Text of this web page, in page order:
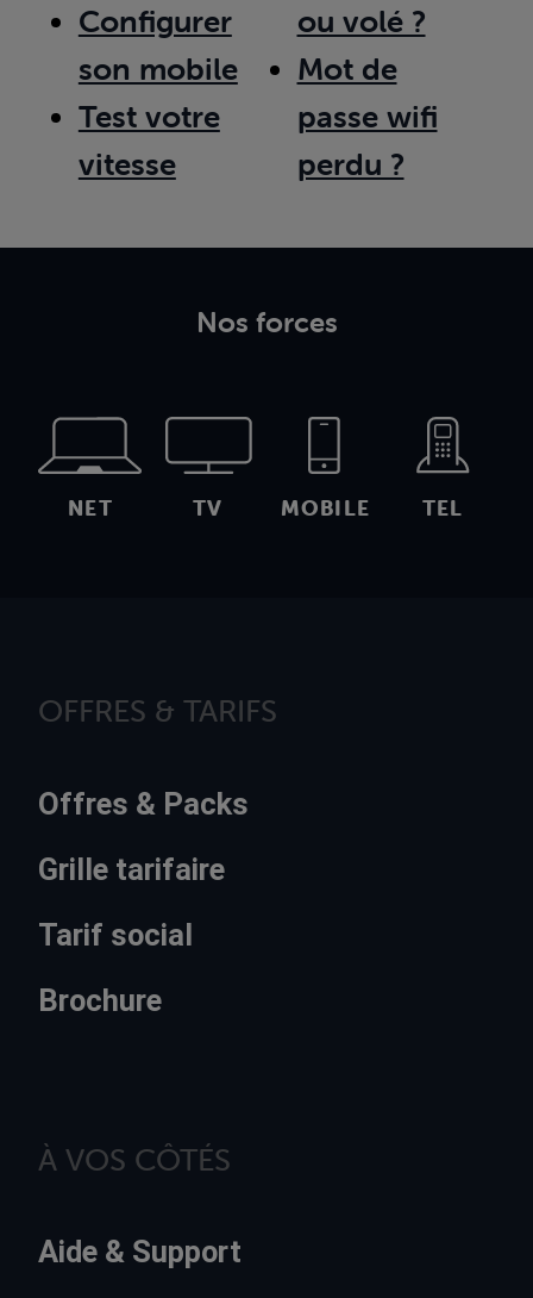
Configurer
son mobile
Test votre
vitesse
ou volé ?
Mot de
passe wifi
perdu ?
Nos forces
NET TV MOBILE TEL
OFFRES & TARIFS
Offres & Packs
Grille tarifaire
Tarif social
Brochure
À VOS CÔTÉS
Aide & Support